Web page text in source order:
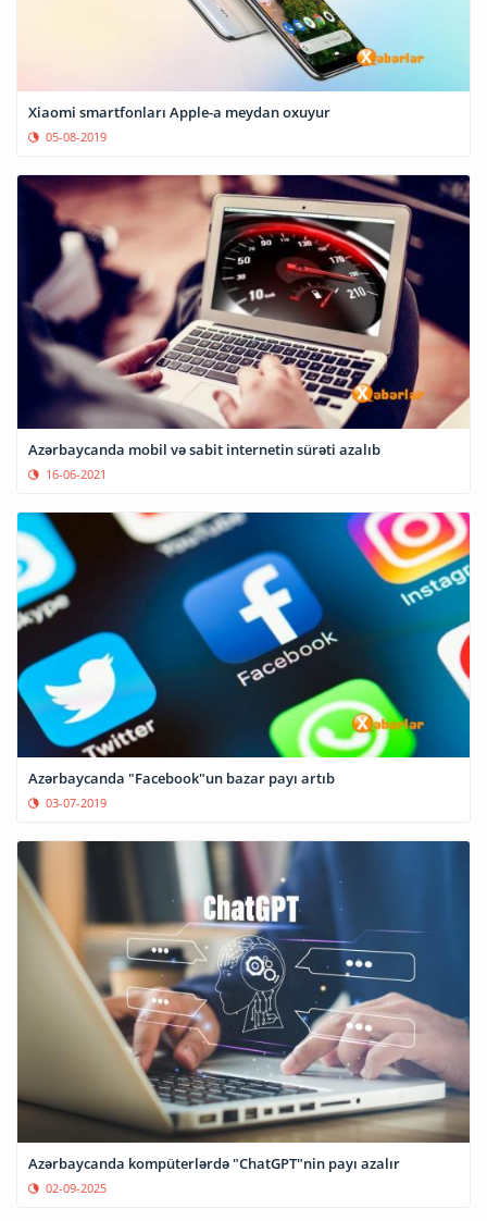
Xiaomi smartfonları Apple-a meydan oxuyur
05-08-2019
Azərbaycanda mobil və sabit internetin sürəti azalıb
16-06-2021
Azərbaycanda "Facebook"un bazar payı artıb
03-07-2019
Azərbaycanda kompüterlərdə "ChatGPT"nin payı azalır
02-09-2025